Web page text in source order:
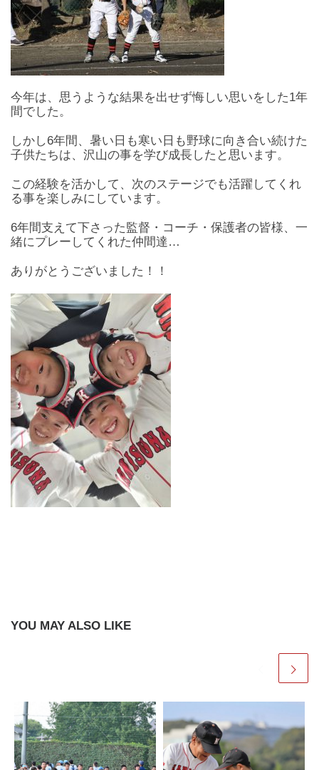
今年は、思うような結果を出せず悔しい思いをした1年
間でした。
しかし6年間、暑い日も寒い日も野球に向き合い続けた
子供たちは、沢山の事を学び成長したと思います。
この経験を活かして、次のステージでも活躍してくれ
る事を楽しみにしています。
6年間支えて下さった監督・コーチ・保護者の皆様、一
緒にプレーしてくれた仲間達…
ありがとうございました！！
YOU MAY ALSO LIKE